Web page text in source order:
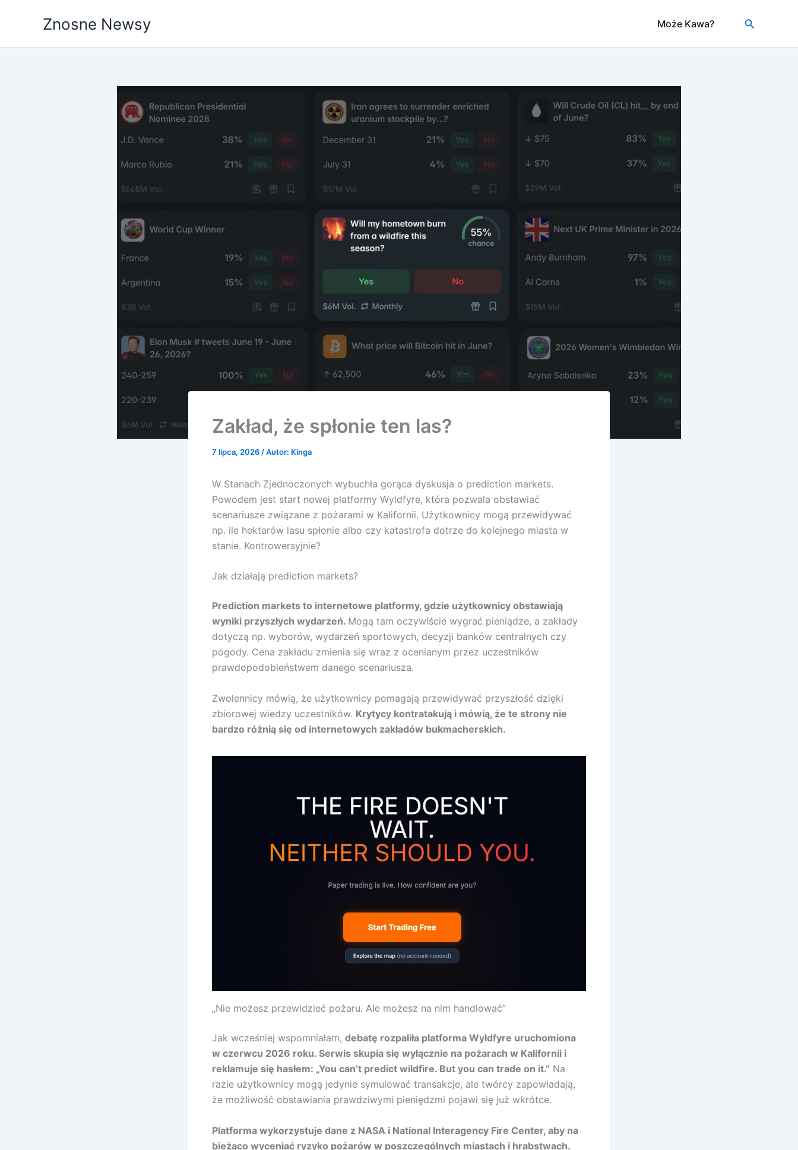
Znosne Newsy Może Kawa? Szukaj
Zakład, że spłonie ten las?
7 lipca, 2026 / Autor: Kinga
W Stanach Zjednoczonych wybuchła gorąca dyskusja o prediction markets.
Powodem jest start nowej platformy Wyldfyre, która pozwala obstawiać
scenariusze związane z pożarami w Kalifornii. Użytkownicy mogą przewidywać
np. ile hektarów lasu spłonie albo czy katastrofa dotrze do kolejnego miasta w
stanie. Kontrowersyjnie?
Jak działają prediction markets?
Prediction markets to internetowe platformy, gdzie użytkownicy obstawiają
wyniki przyszłych wydarzeń. Mogą tam oczywiście wygrać pieniądze, a zakłady
dotyczą np. wyborów, wydarzeń sportowych, decyzji banków centralnych czy
pogody. Cena zakładu zmienia się wraz z ocenianym przez uczestników
prawdopodobieństwem danego scenariusza.
Zwolennicy mówią, że użytkownicy pomagają przewidywać przyszłość dzięki
zbiorowej wiedzy uczestników. Krytycy kontratakują i mówią, że te strony nie
bardzo różnią się od internetowych zakładów bukmacherskich.
„Nie możesz przewidzieć pożaru. Ale możesz na nim handlować”
Jak wcześniej wspomniałam, debatę rozpaliła platforma Wyldfyre uruchomiona
w czerwcu 2026 roku. Serwis skupia się wyłącznie na pożarach w Kalifornii i
reklamuje się hasłem: „You can’t predict wildfire. But you can trade on it.” Na
razie użytkownicy mogą jedynie symulować transakcje, ale twórcy zapowiadają,
że możliwość obstawiania prawdziwymi pieniędzmi pojawi się już wkrótce.
Platforma wykorzystuje dane z NASA i National Interagency Fire Center, aby na
bieżąco wyceniać ryzyko pożarów w poszczególnych miastach i hrabstwach.